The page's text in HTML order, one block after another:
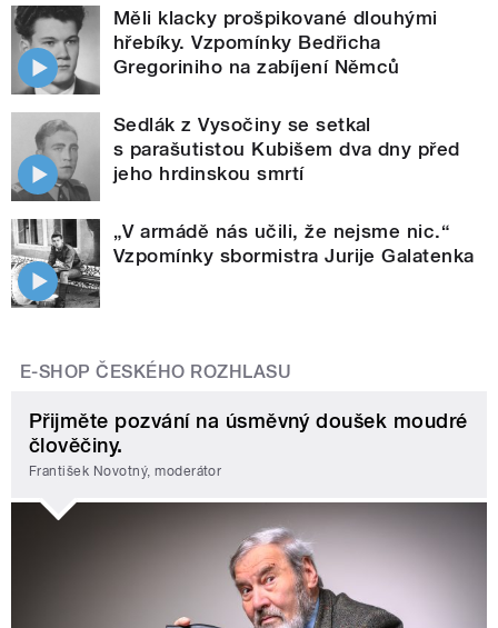
Měli klacky prošpikované dlouhými
hřebíky. Vzpomínky Bedřicha
Gregoriniho na zabíjení Němců
Sedlák z Vysočiny se setkal
s parašutistou Kubišem dva dny před
jeho hrdinskou smrtí
„V armádě nás učili, že nejsme nic.“
Vzpomínky sbormistra Jurije Galatenka
E-SHOP ČESKÉHO ROZHLASU
Přijměte pozvání na úsměvný doušek moudré
člověčiny.
František Novotný, moderátor